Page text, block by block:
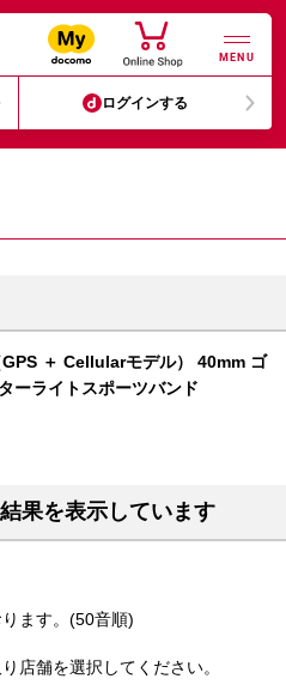
MENU
ログインする
＋ Cellularモデル） 40mm ゴ
ーライトスポーツバンド
果を表示しています
ます。(50音順)
店舗を選択してください。